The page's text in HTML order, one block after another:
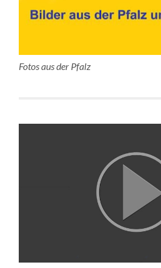
Fotos aus der Pfalz